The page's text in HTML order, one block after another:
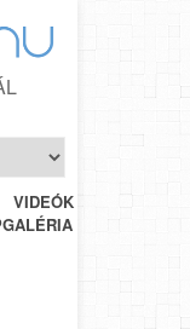
VIDEÓK
HÉTRŐL-